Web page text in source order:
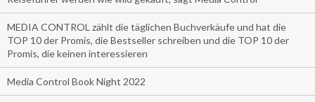
MEDIA CONTROL zählt die täglichen Buchverkäufe und hat die
TOP 10 der Promis, die Bestseller schreiben und die TOP 10 der
Promis, die keinen interessieren
Media Control Book Night 2022